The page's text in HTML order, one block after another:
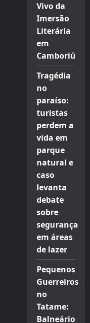
Vivo da
Imersão
Literária
em
Camboriú
Tragédia
no
paraíso:
turistas
perdem a
vida em
parque
natural e
caso
levanta
debate
sobre
segurança
em áreas
de lazer
Pequenos
Guerreiros
no
Tatame:
Balneário